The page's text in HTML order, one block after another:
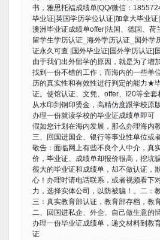
书，雅思托福成绩单[QQ/微信：
毕业证|英国学历学位认证|加拿大毕业证
澳洲毕业证成绩单offer|法国、德国、荷
留学生学历认证_海外学历认证_国外学
证永久可查 |国外毕业证|国外学历认证|
由于我们出外留学的原因，就是为了增
找到一份不错的工作，而海内的一些单
历的真实性和有效性进行判定的能力★
证。使馆认证、文凭、offer、I20等全套
从水印到钢印烫金，高精仿度跟学校原
办理一份就读学校的毕业证成绩单即可
假如您计划在海内发展，那么办理海内
三、回国进国企、银行等事业性单位或
敬告：面临网上有些不良个人中介，真
价，毕业证、成绩单却报价很高，挖坑
很大的毕业证和成绩单，却不做认证，
心！办理时请电话联系，或者视频看下
力，选择实体公司，以防被骗！。二：
三：真实教育部认证，教育部存档，教
二、回国进私企、外企、自己做生意的
办理一份毕业证成绩单，递交材料到教
证